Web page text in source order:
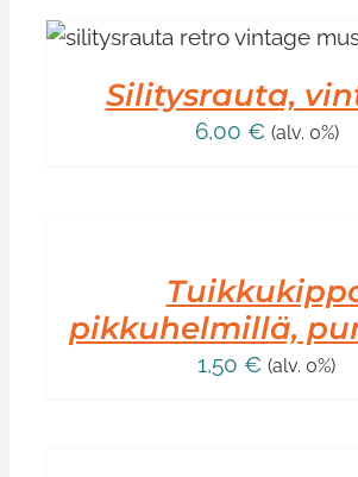
Silitysrauta,
6,00 € (alv. 0%)
pikkuhelmillä,
1,50 € (alv. 0%)